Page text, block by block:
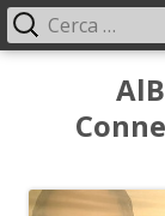
contenuto
Menu
principale